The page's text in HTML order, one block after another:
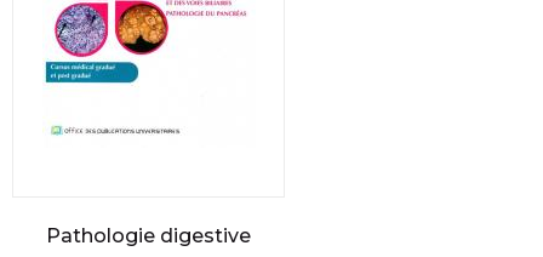
Pathologie digestive